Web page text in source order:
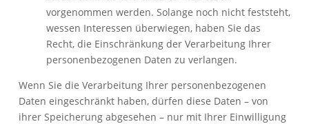
vorgenommen werden. Solange noch nicht feststeht,
wessen Interessen überwiegen, haben Sie das
Recht, die Einschränkung der Verarbeitung Ihrer
personenbezogenen Daten zu verlangen.
Wenn Sie die Verarbeitung Ihrer personenbezogenen
Daten eingeschränkt haben, dürfen diese Daten – von
ihrer Speicherung abgesehen – nur mit Ihrer Einwilligung